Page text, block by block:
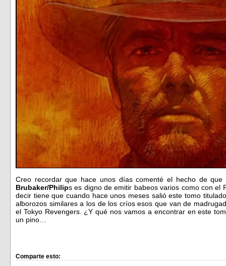
Creo recordar que hace unos días comenté el hecho de
Brubaker/Philips es digno de emitir babeos varios como con el
decir tiene que cuando hace unos meses salió este tomo
alborozos similares a los de los críos esos que van de
el Tokyo Revengers. ¿Y qué nos vamos a encontrar en este
un pino…
Comparte esto: